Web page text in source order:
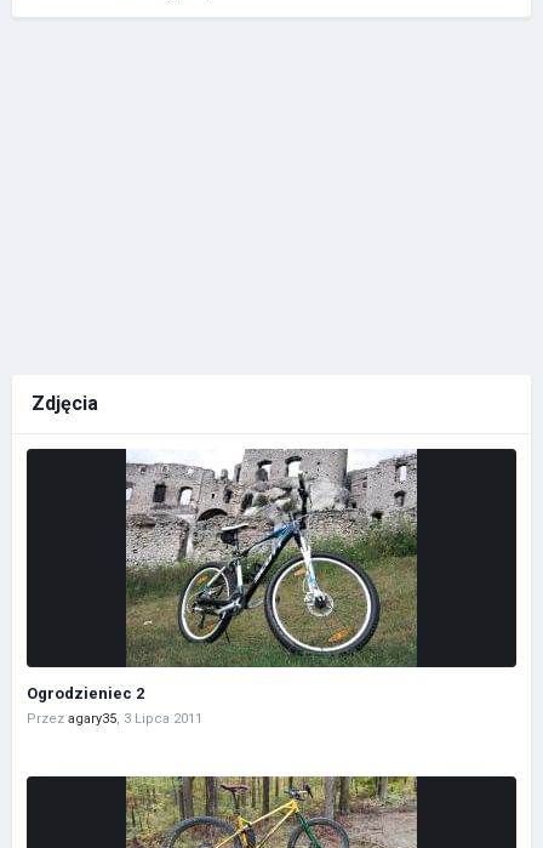
Zdjęcia
Ogrodzieniec 2
Przez agary35, 3 Lipca 2011